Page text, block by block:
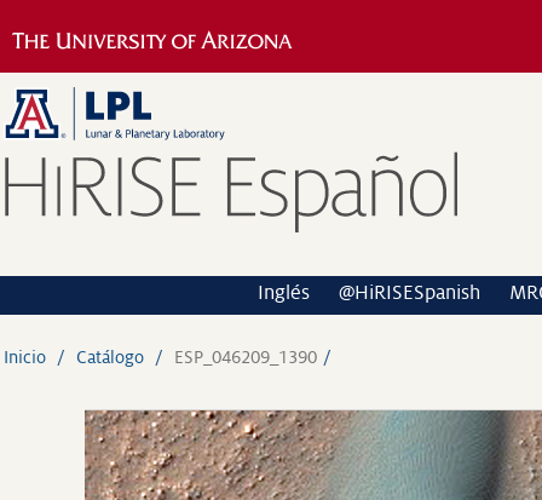
Inglés @HiRISESpanish
Inicio Catálogo ESP_046209_1390